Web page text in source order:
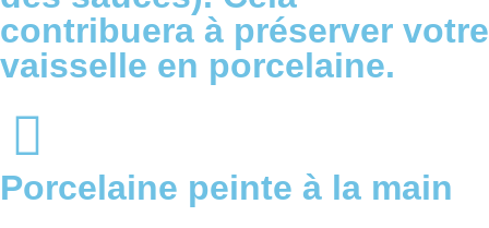
contribuera à préserver votre
vaisselle en porcelaine.
Porcelaine peinte à la main